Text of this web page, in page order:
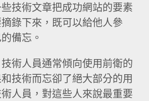
技術文章把成功網站的要素
錄下來，既可以給他人參
備忘。
術人員通常傾向使用前衛的
技術而忘卻了絕大部分的用
人員，對這些人來說最重要